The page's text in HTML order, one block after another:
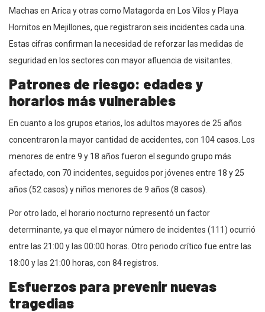
Machas en Arica y otras como Matagorda en Los Vilos y Playa
Hornitos en Mejillones, que registraron seis incidentes cada una.
Estas cifras confirman la necesidad de reforzar las medidas de
seguridad en los sectores con mayor afluencia de visitantes.
Patrones de riesgo: edades y
horarios más vulnerables
En cuanto a los grupos etarios, los adultos mayores de 25 años
concentraron la mayor cantidad de accidentes, con 104 casos. Los
menores de entre 9 y 18 años fueron el segundo grupo más
afectado, con 70 incidentes, seguidos por jóvenes entre 18 y 25
años (52 casos) y niños menores de 9 años (8 casos).
Por otro lado, el horario nocturno representó un factor
determinante, ya que el mayor número de incidentes (111) ocurrió
entre las 21:00 y las 00:00 horas. Otro periodo crítico fue entre las
18:00 y las 21:00 horas, con 84 registros.
Esfuerzos para prevenir nuevas
tragedias